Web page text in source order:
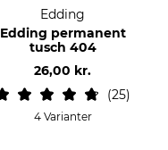
Edding
Edding permanent
tusch 404
26,00 kr.
25
4 Varianter